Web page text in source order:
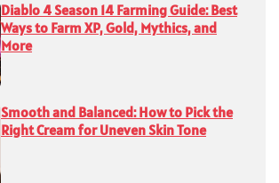
Diablo 4 Season 14 Farming Guide: Best
Ways to Farm XP, Gold, Mythics, and
More
Smooth and Balanced: How to Pick the
Right Cream for Uneven Skin Tone